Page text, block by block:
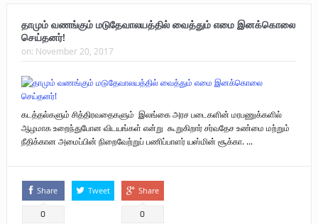
தாமும் வணங்கும் மடுதேவாலயத்தில் வைத்தும் எமை இனக்கொலை
செய்தனர்!
on: November 20, 2017
கடத்தல்களும் சித்திரவதைகளும் இலங்கை அரச படைகளின் மரபணுக்களில்
ஆழமாக உறைந்துபோன விடயங்கள் என்று கூறுகிறார் சர்வதேச உண்மை மற்றும்
நீதிக்கான அமைப்பின் நிறைவேற்றுப் பணிப்பாளர் யஸ்மின் சூக்கா. ...
Share
0
Tweet Share
0